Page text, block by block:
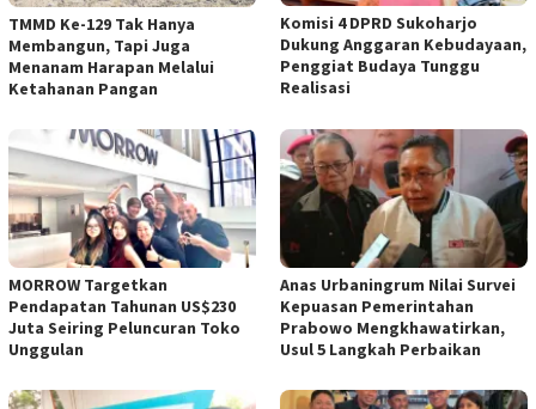
TMMD Ke-129 Tak Hanya
Membangun, Tapi Juga
Menanam Harapan Melalui
Ketahanan Pangan
Komisi 4 DPRD Sukoharjo
Dukung Anggaran Kebudayaan,
Penggiat Budaya Tunggu
Realisasi
MORROW Targetkan
Pendapatan Tahunan US$230
Juta Seiring Peluncuran Toko
Unggulan
Anas Urbaningrum Nilai Survei
Kepuasan Pemerintahan
Prabowo Mengkhawatirkan,
Usul 5 Langkah Perbaikan